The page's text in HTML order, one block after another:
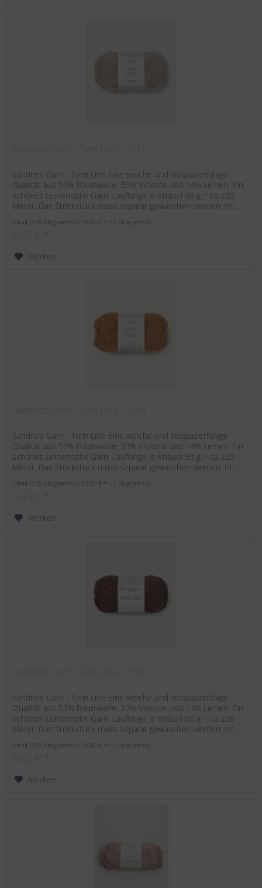
Sandnes Garn - Tynn Line Eine weiche und strapazierfähige
Qualität aus 53% Baumwolle, 33% Viskose und 14% Leinen. Ein
schönes Leinenoptik Garn. Lauflänge je Knäuel 50 g = ca 220
Meter. Das Strickstück muss separat gewaschen werden. Im...
Inhalt 0.05 Kilogramm(133,00 € * / 1 Kilogramm)
Merken
Sandnes Garn - Tynn Line Eine weiche und strapazierfähige
Qualität aus 53% Baumwolle, 33% Viskose und 14% Leinen. Ein
schönes Leinenoptik Garn. Lauflänge je Knäuel 50 g = ca 220
Meter. Das Strickstück muss separat gewaschen werden. Im...
Inhalt 0.05 Kilogramm(133,00 € * / 1 Kilogramm)
Merken
Sandnes Garn - Tynn Line Eine weiche und strapazierfähige
Qualität aus 53% Baumwolle, 33% Viskose und 14% Leinen. Ein
schönes Leinenoptik Garn. Lauflänge je Knäuel 50 g = ca 220
Meter. Das Strickstück muss separat gewaschen werden. Im...
Inhalt 0.05 Kilogramm(133,00 € * / 1 Kilogramm)
Merken